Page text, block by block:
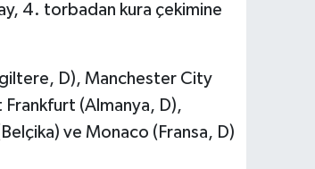
4. torbadan kura çekimine
D), Manchester City
(Almanya, D),
ve Monaco (Fransa, D)